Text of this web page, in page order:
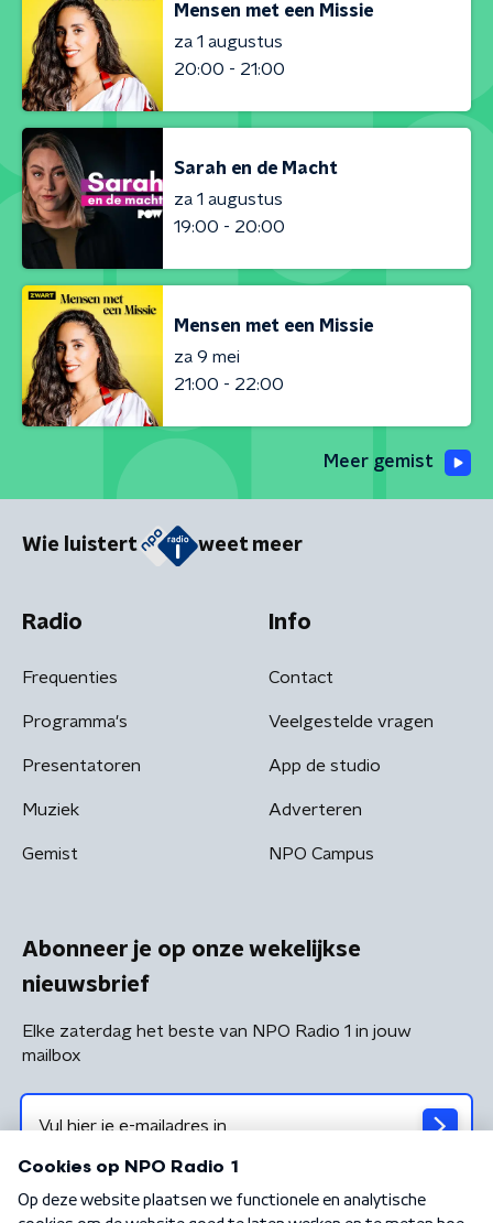
Mensen met een Missie
za 1 augustus
20:00 - 21:00
Sarah en de Macht
za 1 augustus
19:00 - 20:00
Mensen met een Missie
za 9 mei
21:00 - 22:00
Meer gemist
Wie luistert weet meer
Radio
Frequenties
Programma's
Presentatoren
Muziek
Gemist
Info
Contact
Veelgestelde vragen
App de studio
Adverteren
NPO Campus
Abonneer je op onze wekelijkse
nieuwsbrief
Elke zaterdag het beste van NPO Radio 1 in jouw
mailbox